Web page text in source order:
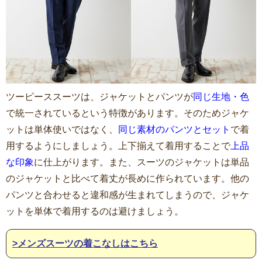
ツーピーススーツは、ジャケットとパンツが同じ生地・色
で統一されているという特徴があります。そのためジャケ
ットは単体使いではなく、
同じ素材のパンツとセット で着
用するようにしましょう。上下揃えて着用することで上品
な印象に仕上がります。また、スーツのジャケットは単品
のジャケットと比べて着丈が長めに作られています。他の
パンツと合わせると違和感が生まれてしまうので、ジャケ
ットを単体で着用するのは避けましょう。
>メンズスーツの着こなしはこちら